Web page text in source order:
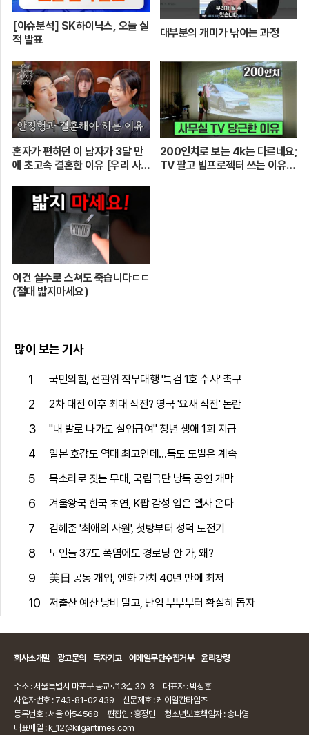
[이슈분석] SK하이닉스, 오늘 실
적 발표
대부분의 개미가 낚이는 과정
혼자가 편하던 이 남자가 3달 만
에 초고속 결혼한 이유 [우리 사이
200인치로 보는 4k는 다르네요;
TV 팔고 빔프로젝터 쓰는 이유
이건 실수로 스쳐도 죽습니다ㄷㄷ
(절대 밟지마세요)
많이 보는 기사
1 국민의힘, 선관위 직무대행 '특검 1호 수사' 촉구
2 2차 대전 이후 최대 작전? 영국 '요새 작전' 논란
3 "내 발로 나가도 실업급여" 청년 생애 1회 지급
4 일본 호감도 역대 최고인데…독도 도발은 계속
5 목소리로 짓는 무대, 국립극단 낭독 공연 개막
6 겨울왕국 한국 초연, K팝 감성 입은 엘사 온다
7 김혜준 '최애의 사원', 첫방부터 성덕 도전기
8 노인들 37도 폭염에도 경로당 안 가, 왜?
9 美日 공동 개입, 엔화 가치 40년 만에 최저
10 저출산 예산 낭비 말고, 난임 부부부터 확실히 돕자
회사소개말 광고문의 독자기고 이메일무단수집거부 윤리강령
주소 : 서울특별시 마포구 동교로13길 30-3
대표자 : 박정훈
사업자번호 : 743-81-02439
신문제호 : 케이일간타임즈
등록번호 : 서울 아54568
편집인 : 홍정민
청소년보호책임자 : 송나영
대표메일 : k_12@kilgantimes.com